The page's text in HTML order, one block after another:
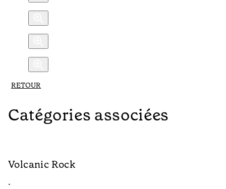
RETOUR
Catégories associées
Volcanic Rock
•